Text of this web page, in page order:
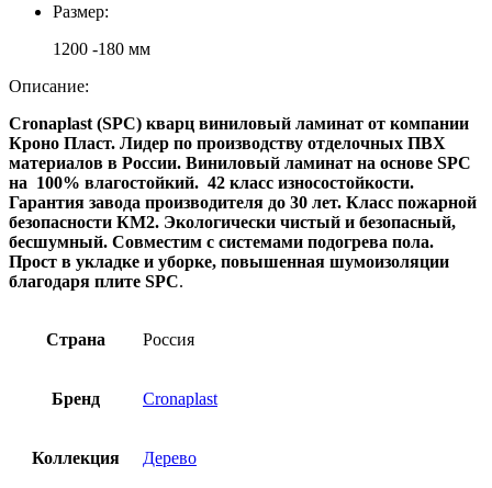
Размер:
1200 -180 мм
Описание:
Cronaplast (SPC) кварц виниловый ламинат от компании
Кроно Пласт. Лидер по производству отделочных ПВХ
материалов в России. Виниловый ламинат на основе SPC
на 100% влагостойкий. 42 класс износостойкости.
Гарантия завода производителя до 30 лет. Класс пожарной
безопасности КМ2. Экологически чистый и безопасный,
бесшумный. Совместим с системами подогрева пола.
Прост в укладке и уборке, повышенная шумоизоляции
благодаря плите SPC.
Страна Россия
Бренд Cronaplast
Коллекция Дерево